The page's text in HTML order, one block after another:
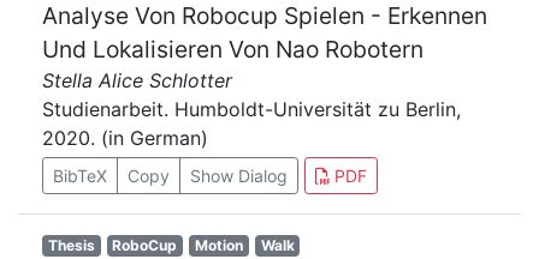
Analyse Von Robocup Spielen - Erkennen
Und Lokalisieren Von Nao Robotern
Stella Alice Schlotter
Studienarbeit. Humboldt-Universität zu Berlin,
2020. (in German)
BibTeX Copy Show Dialog PDF
Thesis RoboCup Motion Walk